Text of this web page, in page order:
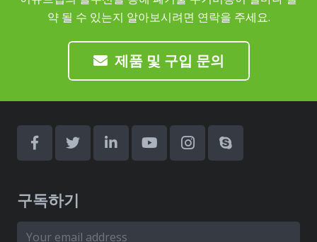
약 될 수 있는지 알아보시려면 연락을 주세요.
제품 및 구입 문의
구독하기